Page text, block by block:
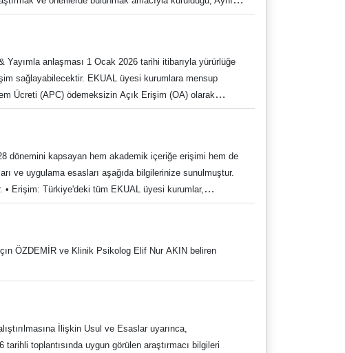
bir rapor hazırlayarak Türkiye Büyük Millet Meclisi Dilekçe
ara verme ve tatil dönemleri hariç olmak üzere iki ay
Başkanlığa göndermesi ve Komisyon raporunun Genel
Gazetede yayımlanmak suretiyle kamuoyuna
hususları yıllık raporu beklemeksizin her zaman
fıkrasının (ç) bendinde de yıllık raporu
anlaşması 1 Ocak 2026 tarihi itibarıyla yürürlüğe
sağlayabilecektir. EKUAL üyesi kurumlara mensup
Ücreti (APC) ödemeksizin Açık Erişim (OA) olarak
esaslarına ilişkin bilgilendirme notu ektedir. Güncel
ve uygulama esaslarına aşağıdaki bağlantılardan da
questions/submit-under-
t:https://twitter.com/adukutuphane
dönemini kapsayan hem akademik içeriğe erişimi hem de
ve uygulama esasları aşağıda bilgilerinize sunulmuştur.
• Erişim: Türkiye'deki tüm EKUAL üyesi kurumlar,
açık erişim yayın yapma hakkı (CJO Tam Paket
Makale İşlem Ücreti (APC) ödemeden AE olarak
üyesi kurumların yetkili kullanıcısı olması
e-posta adresleri (gmail, hotmail vb.) doğrulanma
kapsamı: Anlaşma hem hibrit dergiler hem de altın
Anlaşma kapsamında, makalelerin geriye dönük AE
ÖZDEMİR ve Klinik Psikolog Elif Nur AKIN beliren
İlişkin Usul ve Esaslar uyarınca,
toplantısında uygun görülen araştırmacı bilgileri